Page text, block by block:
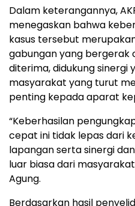
Dalam keterangannya,
menegaskan bahwa
kasus tersebut
gabungan yang bergerak
diterima, didukung sinergi
masyarakat yang turut
penting kepada aparat
“Keberhasilan
cepat ini tidak lepas dari
lapangan serta sinergi
luar biasa dari
Agung.
Berdasarkan hasil